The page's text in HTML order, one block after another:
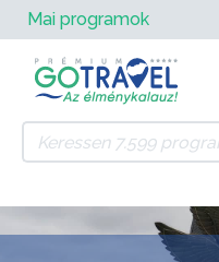
Mai programok